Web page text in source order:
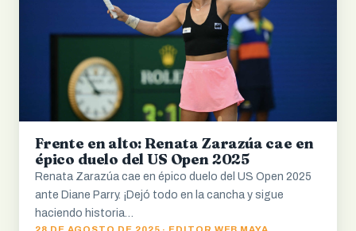
Frente en alto: Renata Zarazúa cae en
épico duelo del US Open 2025
Renata Zarazúa cae en épico duelo del US Open 2025
ante Diane Parry. ¡Dejó todo en la cancha y sigue
haciendo historia…